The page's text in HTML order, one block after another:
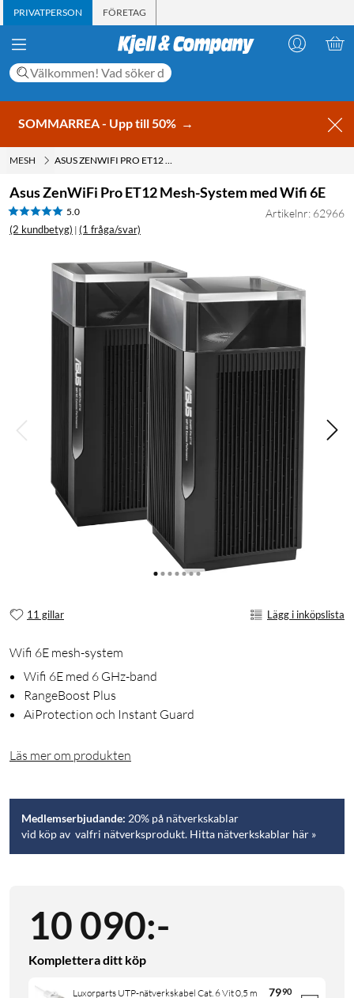
PRIVATPERSON FÖRETAG
SOMMARREA - Upp till 50% →
MESH ASUS ZENWIFI PRO ET12 MESH-SYSTEM MED WIFI 6E
Asus ZenWiFi Pro ET12 Mesh-System med Wifi 6E
5.0
(2 kundbetyg) | (1 fråga/svar)
Artikelnr: 62966
11 gillar Lägg i inköpslista
Wifi 6E mesh-system
Wifi 6E med 6 GHz-band
RangeBoost Plus
AiProtection och Instant Guard
Läs mer om produkten
Medlemserbjudande: 20% på nätverkskablar
vid köp av valfri nätverksprodukt. Hitta nätverkskablar här »
10 090:-
Komplettera ditt köp
Luxorparts UTP-nätverkskabel Cat. 6 Vit 0,5 m 7990